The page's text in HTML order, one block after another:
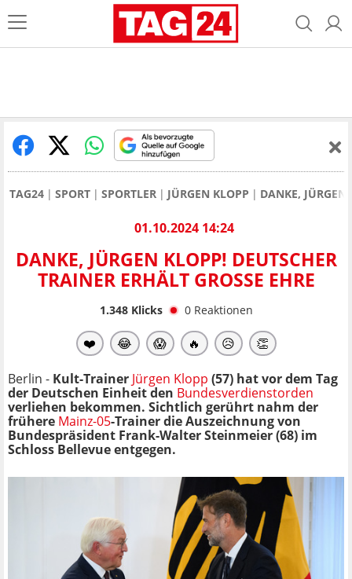
TAG24 SPORT SPORTLER JÜRGEN KLOPP DANKE, JÜRGEN
01.10.2024 14:24
DANKE, JÜRGEN KLOPP! DEUTSCHER
TRAINER ERHÄLT GROSSE EHRE
1.348Klicks 0 Reaktionen
❤️ 😂 😱 🔥 😥 👏
Berlin - Kult-Trainer Jürgen Klopp (57) hat vor dem Tag
der Deutschen Einheit den Bundesverdienstorden
verliehen bekommen. Sichtlich gerührt nahm der
frühere Mainz-05-Trainer die Auszeichnung von
Bundespräsident Frank-Walter Steinmeier (68) im
Schloss Bellevue entgegen.